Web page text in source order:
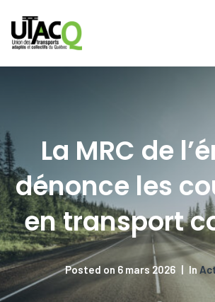
La MRC de
dénonce les
en transport
Posted on 6 mars 2026 In